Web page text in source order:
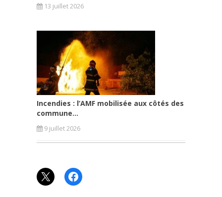
13 juillet 2026
Incendies : l’AMF mobilisée aux côtés des
commune...
9 juillet 2026
X Facebook